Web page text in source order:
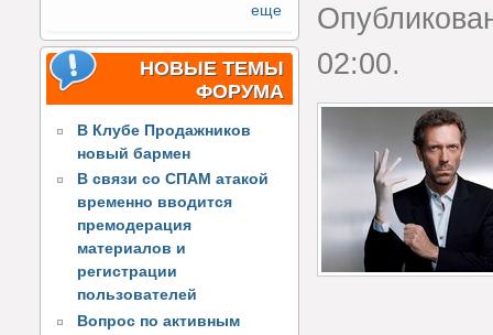
еще
НОВЫЕ ТЕМЫ
ФОРУМА
В Клубе Продажников
новый бармен
В связи со СПАМ атакой
временно вводится
премодерация
материалов и
регистрации
пользователей
Вопрос по активным
02:00.